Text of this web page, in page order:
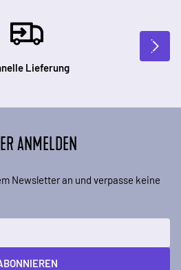
Lieferung
ANMELDEN
Newsletter an und verpasse keine